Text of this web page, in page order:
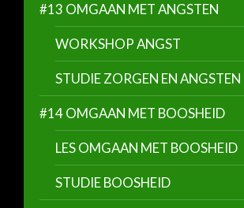
#13 OMGAAN MET ANGSTEN
WORKSHOP ANGST
STUDIE ZORGEN EN ANGSTEN
#14 OMGAAN MET BOOSHEID
LES OMGAAN MET BOOSHEID
STUDIE BOOSHEID